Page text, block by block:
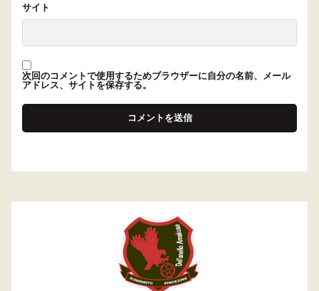
サイト
次回のコメントで使用するためブラウザーに自分の名前、メール
アドレス、サイトを保存する。